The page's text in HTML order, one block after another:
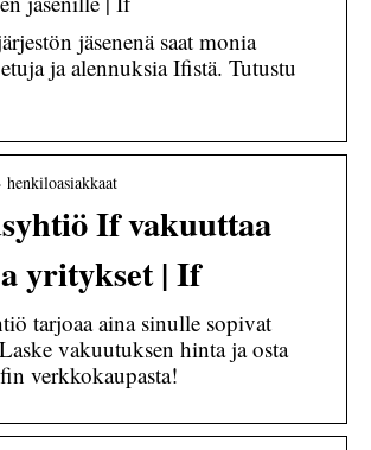
jäsenenä saat monia
ja alennuksia Ifistä. Tutustu
If vakuuttaa
yritykset | If
tarjoaa aina sinulle sopivat
vakuutuksen hinta ja osta
verkkokaupasta!